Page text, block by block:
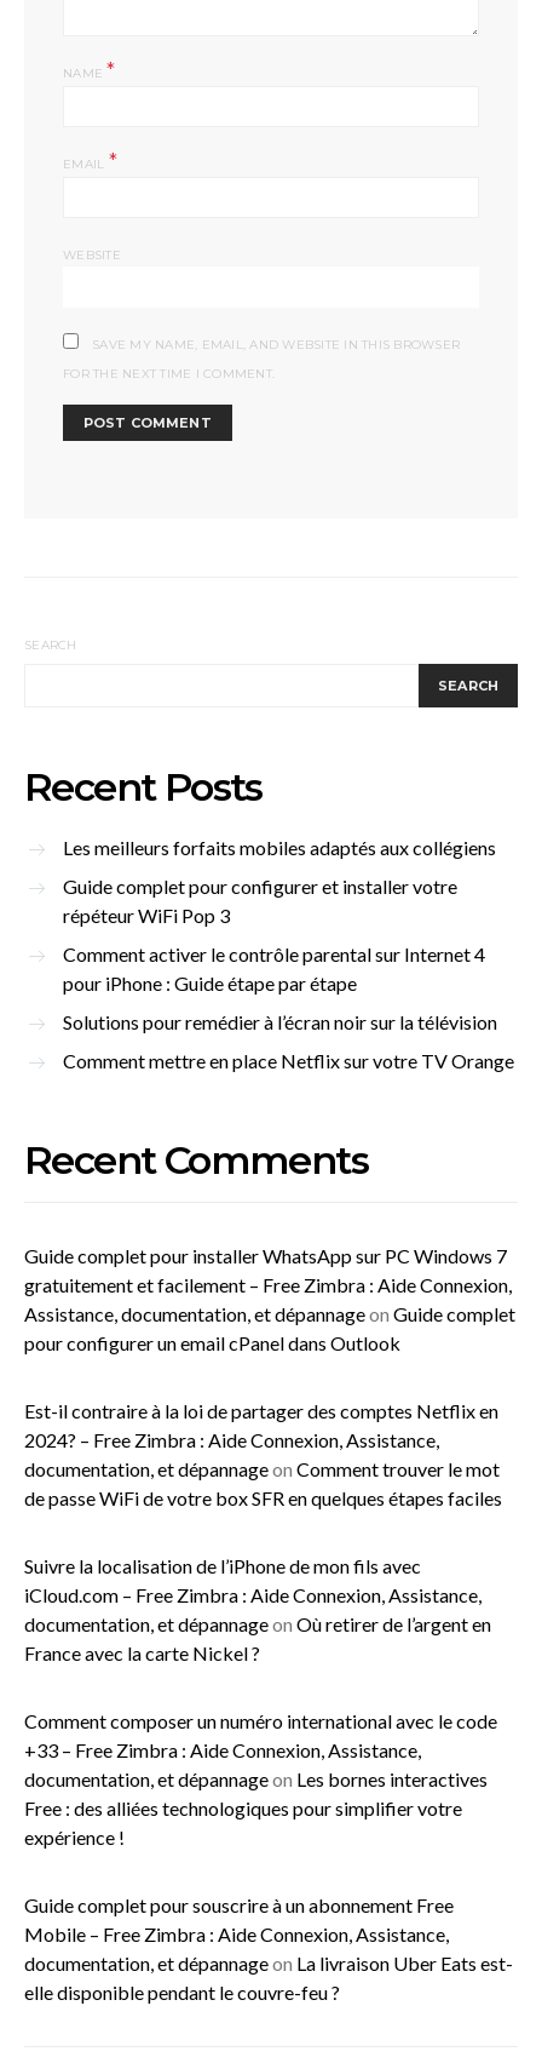
NAME*
EMAIL *
WEBSITE
SAVE MY NAME, EMAIL, AND WEBSITE IN THIS BROWSER
FOR THE NEXT TIME I COMMENT.
SEARCH
SEARCH
Recent Posts
Les meilleurs forfaits mobiles adaptés aux collégiens
Guide complet pour configurer et installer votre
répéteur WiFi Pop 3
Comment activer le contrôle parental sur Internet 4
pour iPhone : Guide étape par étape
Solutions pour remédier à l’écran noir sur la télévision
Comment mettre en place Netflix sur votre TV Orange
Recent Comments
Guide complet pour installer WhatsApp sur PC Windows 7
gratuitement et facilement – Free Zimbra : Aide Connexion,
Assistance, documentation, et dépannageon Guide complet
pour configurer un email cPanel dans Outlook
Est-il contraire à la loi de partager des comptes Netflix en
2024? – Free Zimbra : Aide Connexion, Assistance,
documentation, et dépannageon Comment trouver le mot
de passe WiFi de votre box SFR en quelques étapes faciles
Suivre la localisation de l’iPhone de mon fils avec
iCloud.com – Free Zimbra : Aide Connexion, Assistance,
documentation, et dépannageon Où retirer de l’argent en
France avec la carte Nickel ?
Comment composer un numéro international avec le code
+33 – Free Zimbra : Aide Connexion, Assistance,
documentation, et dépannageon Les bornes interactives
Free : des alliées technologiques pour simplifier votre
expérience !
Guide complet pour souscrire à un abonnement Free
Mobile – Free Zimbra : Aide Connexion, Assistance,
documentation, et dépannageon La livraison Uber Eats est-
elle disponible pendant le couvre-feu ?